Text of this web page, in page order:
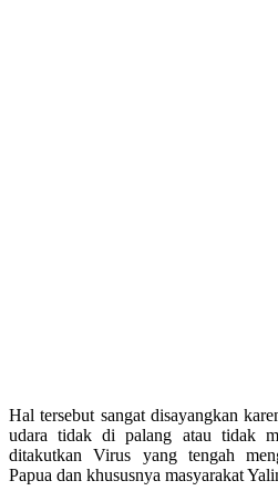
Hal tersebut sangat disayangkan
udara tidak di palang atau tidak
ditakutkan Virus yang tengah
Papua dan khususnya masyarakat